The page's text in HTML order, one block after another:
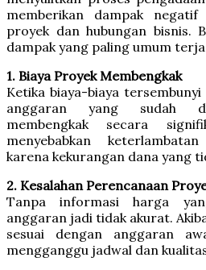
memberikan dampak
proyek dan hubungan bisnis.
dampak yang paling umum
1. Biaya Proyek Membengkak
Ketika biaya-biaya
anggaran yang sudah
membengkak secara
menyebabkan
karena kekurangan dana yang
2. Kesalahan Perencanaan
Tanpa informasi harga
anggaran jadi tidak akurat.
sesuai dengan anggaran
mengganggu jadwal dan